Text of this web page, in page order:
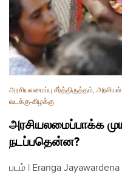
அரசியலமைப்பு சீர்த்திருத்தம், அரசியல்
வடக்கு-கிழக்கு
அரசியலமைப்பாக்க
நடப்பதென்ன?
படம் | Eranga